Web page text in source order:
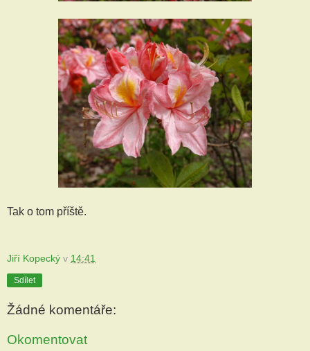
Tak o tom příště.
Jiří Kopecký v 14:41
Sdílet
Žádné komentáře:
Okomentovat